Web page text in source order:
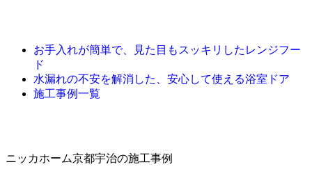
お手入れが簡単で、見た目もスッキリしたレンジフー
ド
水漏れの不安を解消した、安心して使える浴室ドア
施工事例一覧
ニッカホーム京都宇治の施工事例